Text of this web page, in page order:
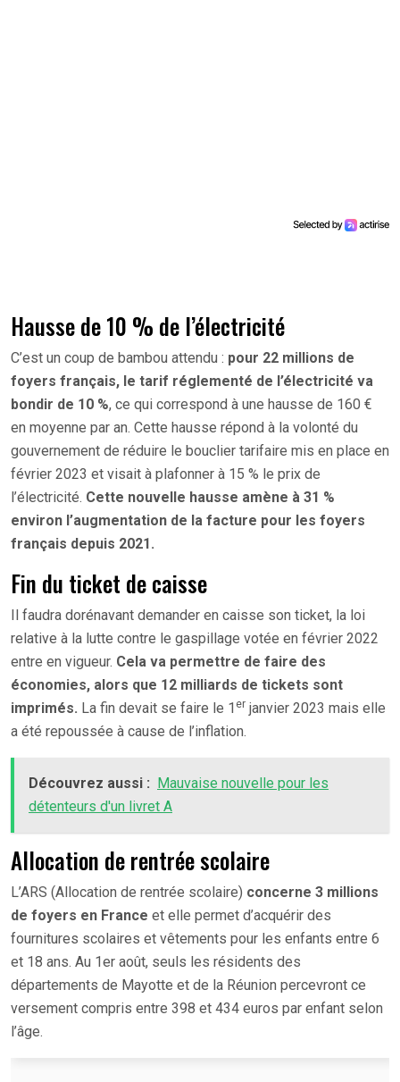
Hausse de 10 % de l’électricité
C’est un coup de bambou attendu : pour 22 millions de
foyers français, le tarif réglementé de l’électricité va
bondir de 10 %, ce qui correspond à une hausse de 160 €
en moyenne par an. Cette hausse répond à la volonté du
gouvernement de réduire le bouclier tarifaire mis en place en
février 2023 et visait à plafonner à 15 % le prix de
l’électricité. Cette nouvelle hausse amène à 31 %
environ l’augmentation de la facture pour les foyers
français depuis 2021.
Fin du ticket de caisse
Il faudra dorénavant demander en caisse son ticket, la loi
relative à la lutte contre le gaspillage votée en février 2022
entre en vigueur. Cela va permettre de faire des
économies, alors que 12 milliards de tickets sont
imprimés. La fin devait se faire le 1 er janvier 2023 mais elle
a été repoussée à cause de l’inflation.
Découvrez aussi : Mauvaise nouvelle pour les
détenteurs d'un livret A
Allocation de rentrée scolaire
L’ARS (Allocation de rentrée scolaire) concerne 3 millions
de foyers en France et elle permet d’acquérir des
fournitures scolaires et vêtements pour les enfants entre 6
et 18 ans. Au 1er août, seuls les résidents des
départements de Mayotte et de la Réunion percevront ce
versement compris entre 398 et 434 euros par enfant selon
l’âge.